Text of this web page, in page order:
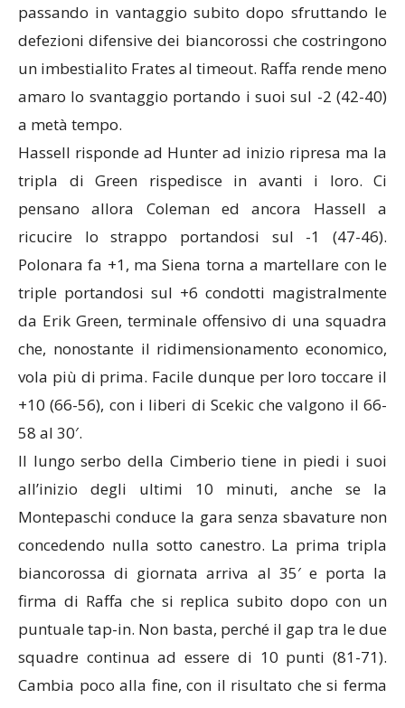
passando in vantaggio subito dopo sfruttando le
defezioni difensive dei biancorossi che costringono
un imbestialito Frates al timeout. Raffa rende meno
amaro lo svantaggio portando i suoi sul -2 (42-40)
a metà tempo.
Hassell risponde ad Hunter ad inizio ripresa ma la
tripla di Green rispedisce in avanti i loro. Ci
pensano allora Coleman ed ancora Hassell a
ricucire lo strappo portandosi sul -1 (47-46).
Polonara fa +1, ma Siena torna a martellare con le
triple portandosi sul +6 condotti magistralmente
da Erik Green, terminale offensivo di una squadra
che, nonostante il ridimensionamento economico,
vola più di prima. Facile dunque per loro toccare il
+10 (66-56), con i liberi di Scekic che valgono il 66-
58 al 30′.
Il lungo serbo della Cimberio tiene in piedi i suoi
all’inizio degli ultimi 10 minuti, anche se la
Montepaschi conduce la gara senza sbavature non
concedendo nulla sotto canestro. La prima tripla
biancorossa di giornata arriva al 35′ e porta la
firma di Raffa che si replica subito dopo con un
puntuale tap-in. Non basta, perché il gap tra le due
squadre continua ad essere di 10 punti (81-71).
Cambia poco alla fine, con il risultato che si ferma